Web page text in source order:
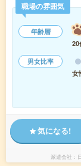
職場の雰囲気
年齢層
20
男女比率
女
気になる!
派遣会社